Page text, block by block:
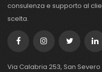
consulenza e supporto al
scelta.
Via Calabria 253, San Severo